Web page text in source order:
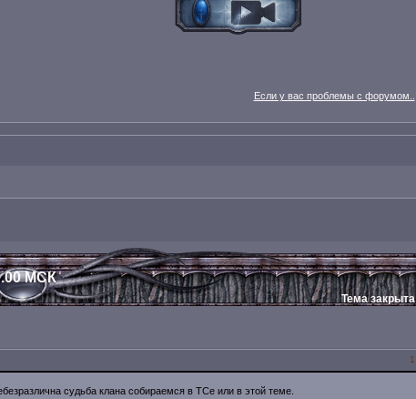
Если у вас проблемы с форумом..
МСК
Тема закрыта
1
судьба клана собираемся в ТСе или в этой теме.